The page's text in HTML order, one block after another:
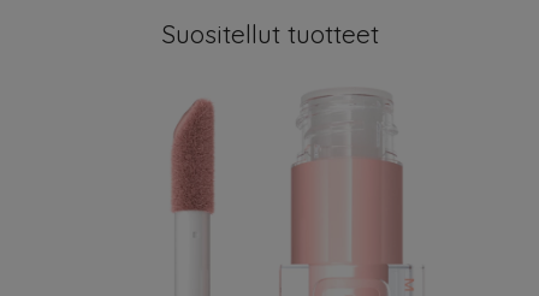
Suositellut tuotteet